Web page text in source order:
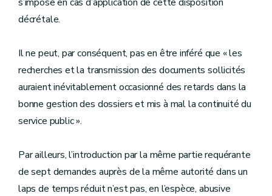
décrétale.
Il ne peut, par conséquent, pas en être inféré que « les
recherches et la transmission des documents sollicités
auraient inévitablement occasionné des retards dans la
bonne gestion des dossiers et mis à mal la continuité du
service public ».
Par ailleurs, l’introduction par la même partie requérante
de sept demandes auprès de la même autorité dans un
laps de temps réduit n’est pas, en l’espèce, abusive